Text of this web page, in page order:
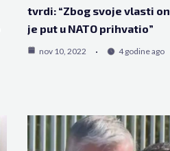
tvrdi: “Zbog svoje vlasti on
je put u NATO prihvatio”
nov 10, 2022 4 godine ago